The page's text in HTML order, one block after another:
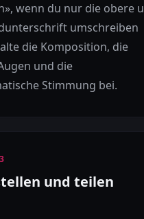
wenn du nur die obere
umschreiben
die Komposition, die
und die
Stimmung bei.
3
und teilen